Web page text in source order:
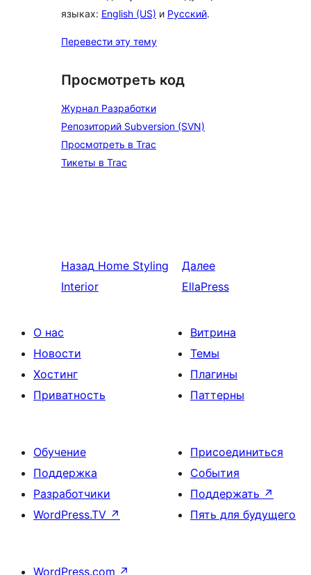
языках: English (US) и Русский.
Перевести эту тему
Просмотреть код
Журнал Разработки
Репозиторий Subversion (SVN)
Просмотреть в Trac
Тикеты в Trac
Назад Home Styling
Interior
Далее
EllaPress
О нас
Новости
Хостинг
Приватность
Витрина
Темы
Плагины
Паттерны
Обучение
Поддержка
Разработчики
WordPress.TV ↗
Присоединиться
События
Поддержать ↗
Пять для будущего
WordPress.com ↗